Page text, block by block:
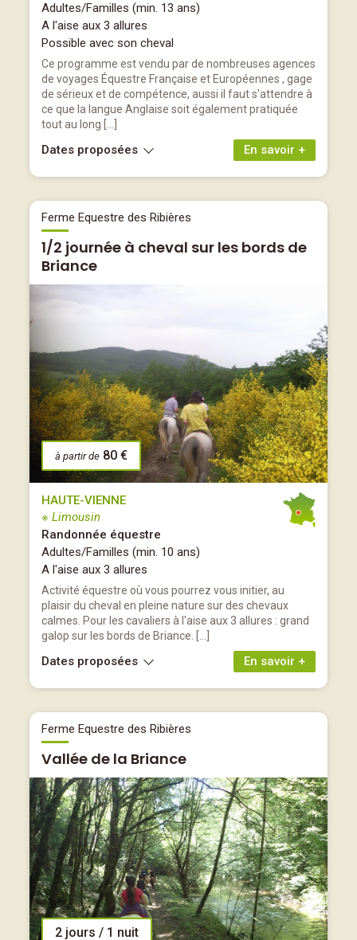
Adultes/Familles (min. 13 ans)
A l'aise aux 3 allures
Possible avec son cheval
Ce programme est vendu par de nombreuses agences
de voyages Équestre Française et Européennes , gage
de sérieux et de compétence, aussi il faut s'attendre à
ce que la langue Anglaise soit également pratiquée
tout au long […]
En savoir +
Dates proposées
Ferme Equestre des Ribières
1/2 journée à cheval sur les bords de
Briance
à partir de 80 €
HAUTE-VIENNE
※ Limousin
Randonnée équestre
Adultes/Familles (min. 10 ans)
A l'aise aux 3 allures
Activité équestre où vous pourrez vous initier, au
plaisir du cheval en pleine nature sur des chevaux
calmes. Pour les cavaliers à l'aise aux 3 allures : grand
galop sur les bords de Briance. […]
En savoir +
Dates proposées
Ferme Equestre des Ribières
Vallée de la Briance
2 jours / 1 nuit